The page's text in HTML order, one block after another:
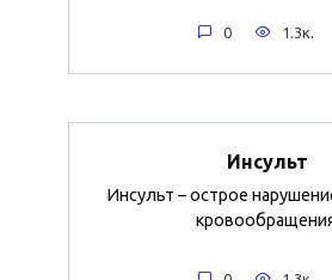
0 1.3к.
Инсульт
Инсульт – острое